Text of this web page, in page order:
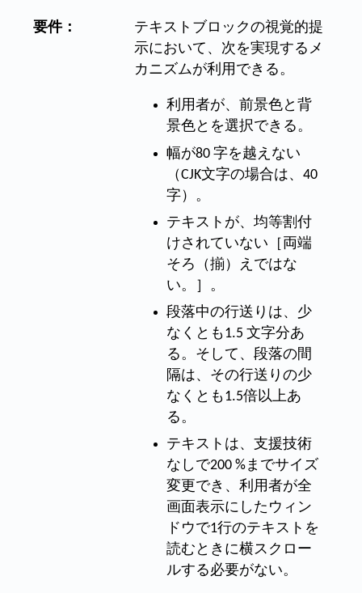
要件：
テキストブロックの視覚的提
示において、次を実現するメ
カニズムが利用できる。
利用者が、前景色と背
景色とを選択できる。
幅が80 字を越えない
（CJK文字の場合は、40
字）。
テキストが、均等割付
けされていない［両端
そろ（揃）えではな
い。］。
段落中の行送りは、少
なくとも1.5 文字分あ
る。そして、段落の間
隔は、その行送りの少
なくとも1.5倍以上あ
る。
テキストは、支援技術
なしで200 %までサイズ
変更でき、利用者が全
画面表示にしたウィン
ドウで1行のテキストを
読むときに横スクロー
ルする必要がない。